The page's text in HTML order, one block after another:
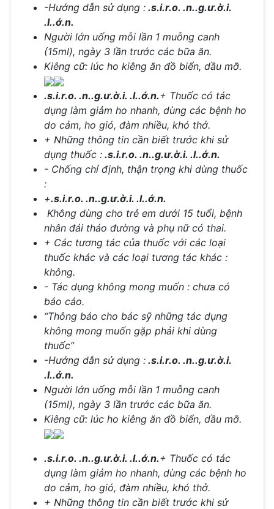
-Hướng dẫn sử dụng : .s.i.r.o. .n..g.ư.ờ.i.
.l..ớ.n.
Người lớn uống mỗi lần 1 muỗng canh
(15ml), ngày 3 lần trước các bữa ăn.
Kiêng cữ: lúc ho kiêng ăn đồ biển, dầu mỡ.
.s.i.r.o. .n..g.ư.ờ.i. .l..ớ.n.+ Thuốc có tác
dụng làm giảm ho nhanh, dùng các bệnh ho
do cảm, ho gió, đàm nhiều, khó thở.
+ Những thông tin cần biết trước khi sử
dụng thuốc : .s.i.r.o. .n..g.ư.ờ.i. .l..ớ.n.
- Chống chỉ định, thận trọng khi dùng thuốc
:
+.s.i.r.o. .n..g.ư.ờ.i. .l..ớ.n.
Không dùng cho trẻ em dưới 15 tuổi, bệnh
nhân đái tháo đường và phụ nữ có thai.
+ Các tương tác của thuốc với các loại
thuốc khác và các loại tương tác khác :
không.
- Tác dụng không mong muốn : chưa có
báo cáo.
“Thông báo cho bác sỹ những tác dụng
không mong muốn gặp phải khi dùng
thuốc”
-Hướng dẫn sử dụng : .s.i.r.o. .n..g.ư.ờ.i.
.l..ớ.n.
Người lớn uống mỗi lần 1 muỗng canh
(15ml), ngày 3 lần trước các bữa ăn.
Kiêng cữ: lúc ho kiêng ăn đồ biển, dầu mỡ.
.s.i.r.o. .n..g.ư.ờ.i. .l..ớ.n.+ Thuốc có tác
dụng làm giảm ho nhanh, dùng các bệnh ho
do cảm, ho gió, đàm nhiều, khó thở.
+ Những thông tin cần biết trước khi sử